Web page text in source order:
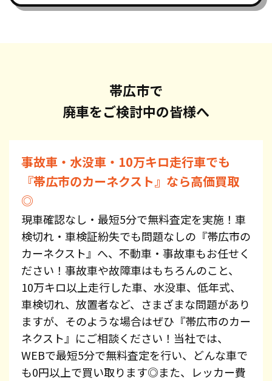
帯広市で
廃車をご検討中の皆様へ
事故車・水没車・10万キロ走行車でも
『帯広市のカーネクスト』なら高価買取
◎
現車確認なし・最短5分で無料査定を実施！車
検切れ・車検証紛失でも問題なしの『帯広市の
カーネクスト』へ、不動車・事故車もお任せく
ださい！事故車や故障車はもちろんのこと、
10万キロ以上走行した車、水没車、低年式、
車検切れ、放置者など、さまざまな問題があり
ますが、そのような場合はぜひ『帯広市のカー
ネクスト』にご相談ください！当社では、
WEBで最短5分で無料査定を行い、どんな車で
も0円以上で買い取ります◎また、レッカー費